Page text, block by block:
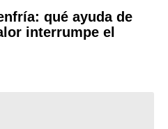
qué ayuda de
interrumpe el